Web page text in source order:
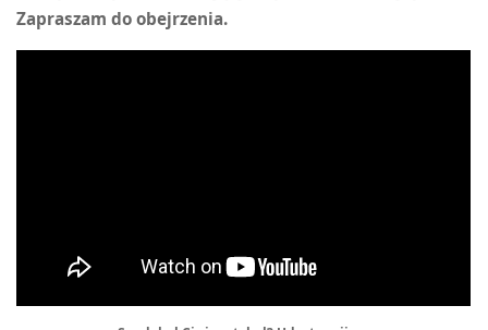
Zapraszam do obejrzenia.